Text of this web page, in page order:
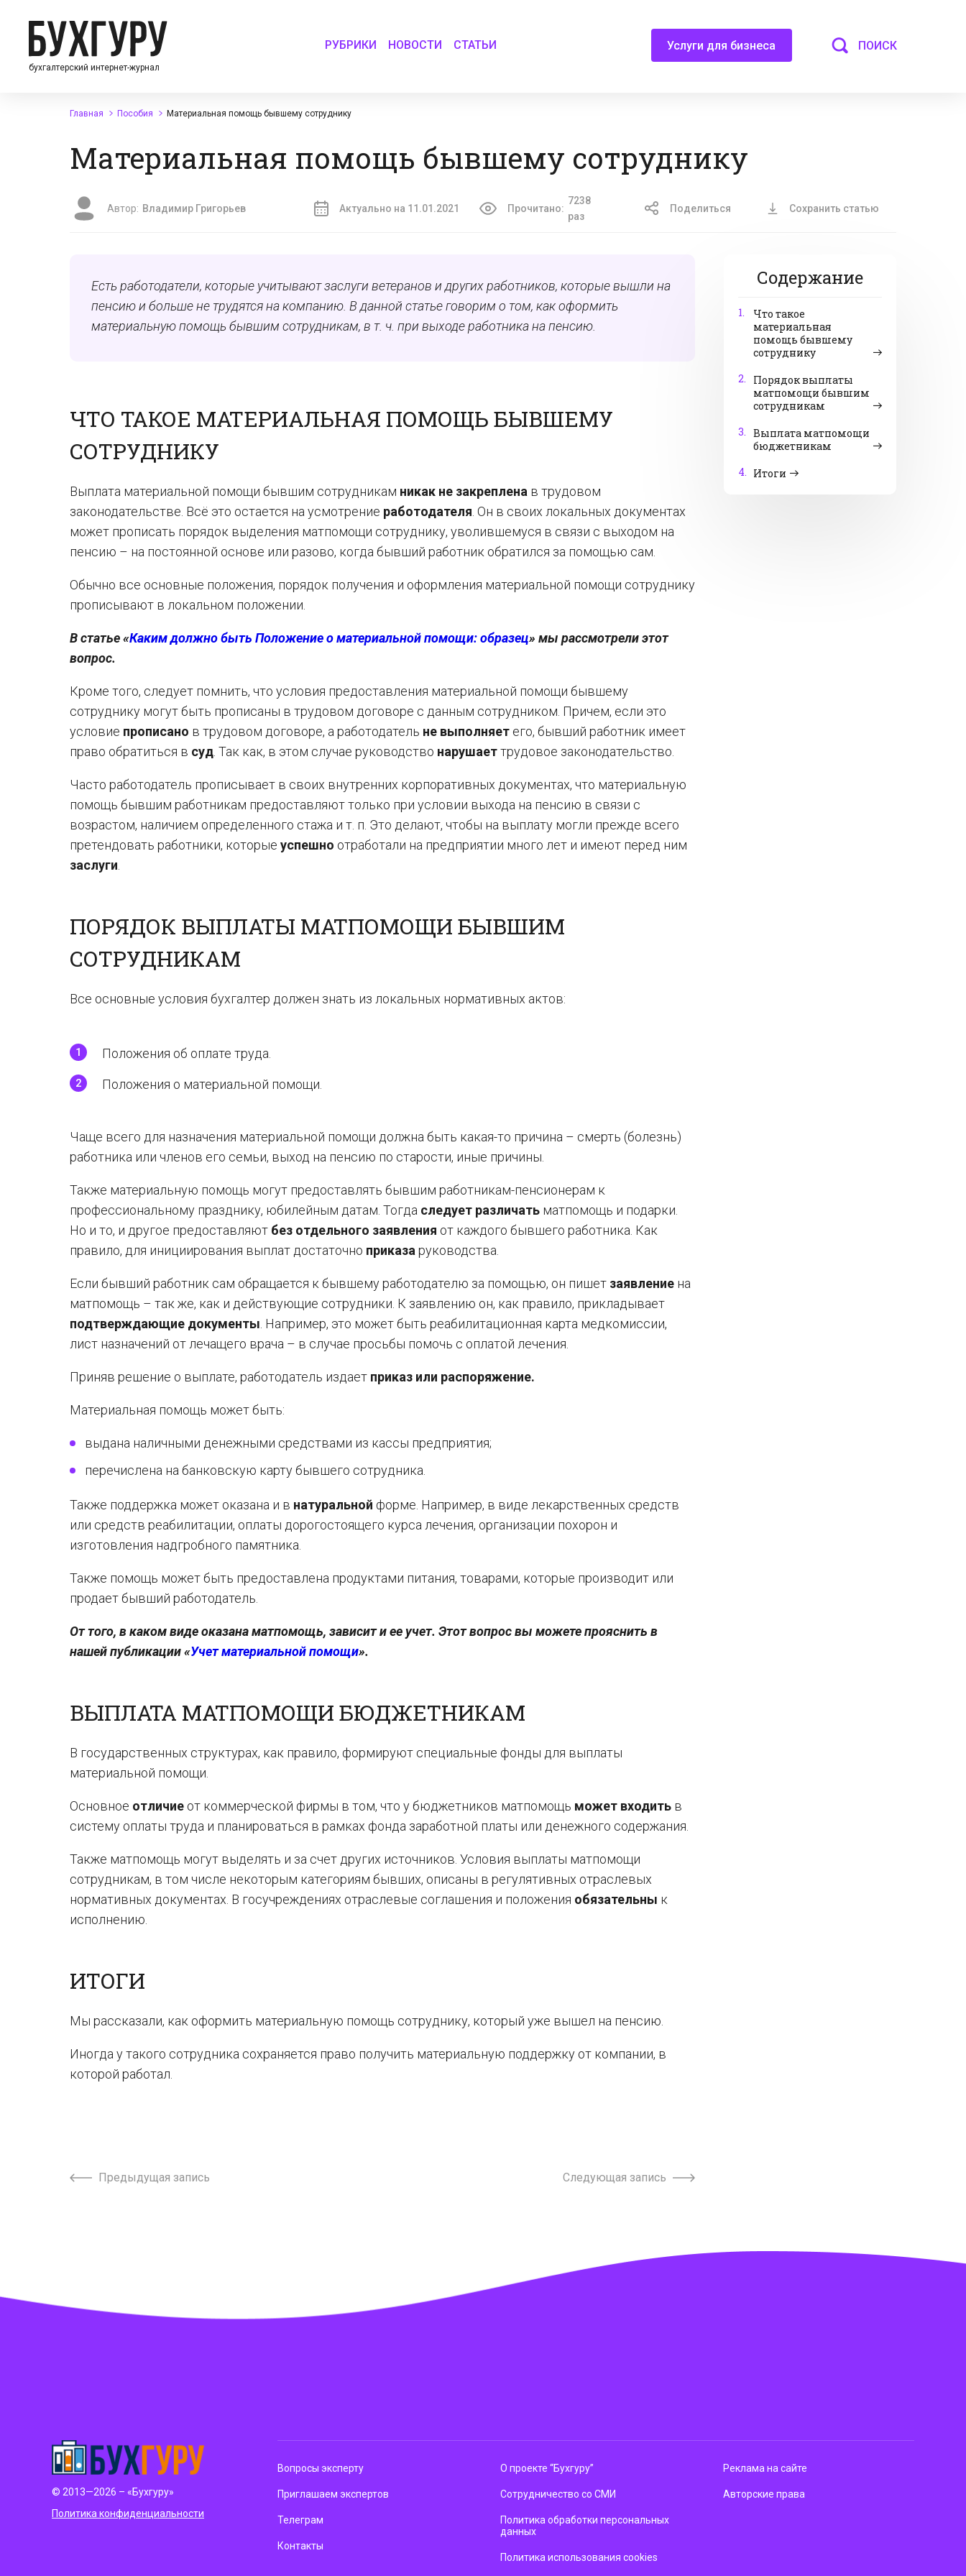
бухгалтерский интернет-журнал
РУБРИКИ НОВОСТИ СТАТЬИ Услуги для бизнеса ПОИСК
Главная Пособия Материальная помощь бывшему сотруднику
Материальная помощь бывшему сотруднику
Автор: Владимир Григорьев Актуально на 11.01.2021 Прочитано:
7238
раз
Поделиться Сохранить статью
Содержание
1.
Что такое
материальная
помощь бывшему
сотруднику
2.
Порядок выплаты
матпомощи бывшим
сотрудникам
3. Выплата матпомощи
бюджетникам
4. Итоги
Есть работодатели, которые учитывают заслуги ветеранов и других работников, которые вышли на
пенсию и больше не трудятся на компанию. В данной статье говорим о том, как оформить
материальную помощь бывшим сотрудникам, в т. ч. при выходе работника на пенсию.
ЧТО ТАКОЕ МАТЕРИАЛЬНАЯ ПОМОЩЬ БЫВШЕМУ
СОТРУДНИКУ
Выплата материальной помощи бывшим сотрудникам никак не закреплена в трудовом
законодательстве. Всё это остается на усмотрение работодателя . Он в своих локальных документах
может прописать порядок выделения матпомощи сотруднику, уволившемуся в связи с выходом на
пенсию – на постоянной основе или разово, когда бывший работник обратился за помощью сам.
Обычно все основные положения, порядок получения и оформления материальной помощи сотруднику
прописывают в локальном положении.
В статье «Каким должно быть Положение о материальной помощи: образец» мы рассмотрели этот
вопрос.
Кроме того, следует помнить, что условия предоставления материальной помощи бывшему
сотруднику могут быть прописаны в трудовом договоре с данным сотрудником. Причем, если это
условие прописано в трудовом договоре, а работодатель не выполняет его, бывший работник имеет
право обратиться в суд . Так как, в этом случае руководство нарушаеттрудовое законодательство.
Часто работодатель прописывает в своих внутренних корпоративных документах, что материальную
помощь бывшим работникам предоставляют только при условии выхода на пенсию в связи с
возрастом, наличием определенного стажа и т. п. Это делают, чтобы на выплату могли прежде всего
претендовать работники, которые успешно отработали на предприятии много лет и имеют перед ним
заслуги
ПОРЯДОК ВЫПЛАТЫ МАТПОМОЩИ БЫВШИМ
СОТРУДНИКАМ
Все основные условия бухгалтер должен знать из локальных нормативных актов:
Положения об оплате труда.
Положения о материальной помощи.
Чаще всего для назначения материальной помощи должна быть какая-то причина – смерть (болезнь)
работника или членов его семьи, выход на пенсию по старости, иные причины.
Также материальную помощь могут предоставлять бывшим работникам-пенсионерам к
профессиональному празднику, юбилейным датам. Тогда следует различать матпомощь и подарки.
Но и то, и другое предоставляют без отдельного заявления от каждого бывшего работника. Как
правило, для инициирования выплат достаточно приказа руководства.
Если бывший работник сам обращается к бывшему работодателю за помощью, он пишет заявление на
матпомощь – так же, как и действующие сотрудники. К заявлению он, как правило, прикладывает
подтверждающие документы . Например, это может быть реабилитационная карта медкомиссии,
лист назначений от лечащего врача – в случае просьбы помочь с оплатой лечения.
Приняв решение о выплате, работодатель издает приказ или распоряжение.
Материальная помощь может быть:
выдана наличными денежными средствами из кассы предприятия;
перечислена на банковскую карту бывшего сотрудника.
Также поддержка может оказана и в натуральной форме. Например, в виде лекарственных средств
или средств реабилитации, оплаты дорогостоящего курса лечения, организации похорон и
изготовления надгробного памятника.
Также помощь может быть предоставлена продуктами питания, товарами, которые производит или
продает бывший работодатель.
От того, в каком виде оказана матпомощь, зависит и ее учет. Этот вопрос вы можете прояснить в
нашей публикации «Учет материальной помощи».
ВЫПЛАТА МАТПОМОЩИ БЮДЖЕТНИКАМ
В государственных структурах, как правило, формируют специальные фонды для выплаты
материальной помощи.
Основное отличие от коммерческой фирмы в том, что у бюджетников матпомощь может входить в
систему оплаты труда и планироваться в рамках фонда заработной платы или денежного содержания.
Также матпомощь могут выделять и за счет других источников. Условия выплаты матпомощи
сотрудникам, в том числе некоторым категориям бывших, описаны в регулятивных отраслевых
нормативных документах. В госучреждениях отраслевые соглашения и положения обязательны к
исполнению.
ИТОГИ
Мы рассказали, как оформить материальную помощь сотруднику, который уже вышел на пенсию.
Иногда у такого сотрудника сохраняется право получить материальную поддержку от компании, в
которой работал.
Предыдущая запись Следующая запись
© 2013—2026 – «Бухгуру»
Политика конфиденциальности
Вопросы эксперту
Приглашаем экспертов
Телеграм
Контакты
О проекте “Бухгуру”
Сотрудничество со СМИ
Политика обработки персональных
данных
Политика использования cookies
Реклама на сайте
Авторские права